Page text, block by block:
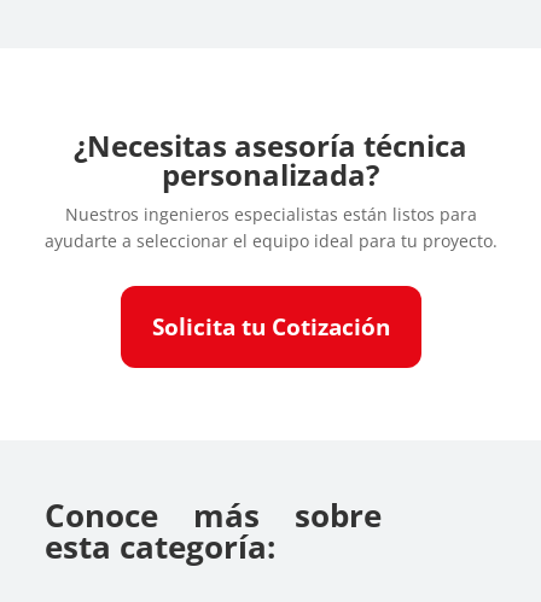
¿Necesitas asesoría técnica
personalizada?
Nuestros ingenieros especialistas están listos para
ayudarte a seleccionar el equipo ideal para tu proyecto.
Solicita tu Cotización
Conoce más sobre
esta categoría: